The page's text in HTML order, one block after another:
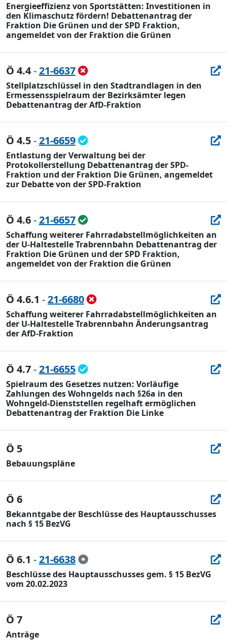
Energieeffizienz von Sportstätten: Investitionen in
den Klimaschutz fördern! Debattenantrag der
Fraktion Die Grünen und der SPD Fraktion,
angemeldet von der Fraktion die Grünen
Ö 4.4-21-6637
Stellplatzschlüssel in den Stadtrandlagen in den
Ermessensspielraum der Bezirksämter legen
Debattenantrag der AfD-Fraktion
Ö 4.5-21-6659
Entlastung der Verwaltung bei der
Protokollerstellung Debattenantrag der SPD-
Fraktion und der Fraktion Die Grünen, angemeldet
zur Debatte von der SPD-Fraktion
Ö 4.6-21-6657
Schaffung weiterer Fahrradabstellmöglichkeiten an
der U-Haltestelle Trabrennbahn Debattenantrag der
Fraktion Die Grünen und der SPD Fraktion,
angemeldet von der Fraktion die Grünen
Ö 4.6.1 -21-6680
Schaffung weiterer Fahrradabstellmöglichkeiten an
der U-Haltestelle Trabrennbahn Änderungsantrag
der AfD-Fraktion
Ö 4.7-21-6655
Spielraum des Gesetzes nutzen: Vorläufige
Zahlungen des Wohngelds nach §26a in den
Wohngeld-Dienststellen regelhaft ermöglichen
Debattenantrag der Fraktion Die Linke
Ö 5
Bebauungspläne
Ö 6
Bekanntgabe der Beschlüsse des Hauptausschusses
nach § 15 BezVG
Ö 6.1 -21-6638
Beschlüsse des Hauptausschusses gem. § 15 BezVG
vom 20.02.2023
Ö 7
Anträge